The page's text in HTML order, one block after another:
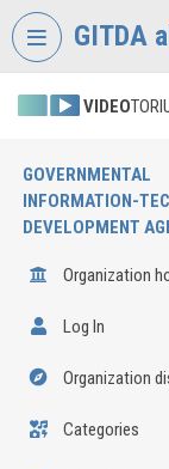
Skip header
GITDA
VIDEO
GOVERNMENTAL
INFORMATION-
DEVELOPMENT
Organization
Log In
Organization
Categories